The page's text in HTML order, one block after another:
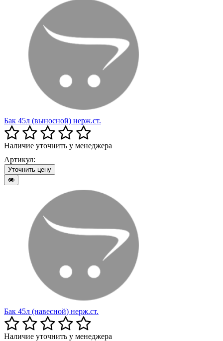
Бак 45л (выносной) нерж.ст.
Наличие уточнить у менеджера
Артикул:
Уточнить цену
Бак 45л (навесной) нерж.ст.
Наличие уточнить у менеджера